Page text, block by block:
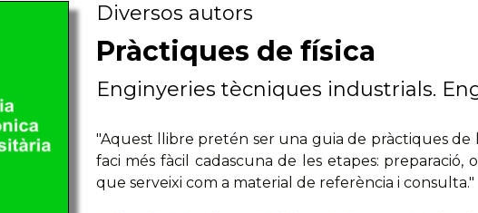
Diversos autors
Pràctiques de física
Enginyeries tècniques industrials.
"Aquest llibre pretén ser una guia de pràctiques de
faci més fàcil cadascuna de les etapes: preparació,
que serveixi com a material de referència i consulta."